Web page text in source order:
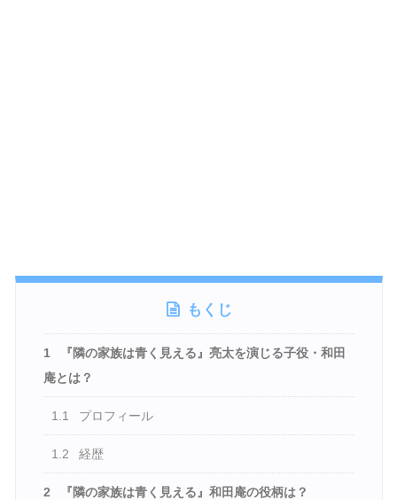
もくじ
1
『隣の家族は青く見える』亮太を演じる子役・和田
庵とは？
1.1 プロフィール
1.2 経歴
2 『隣の家族は青く見える』和田庵の役柄は？